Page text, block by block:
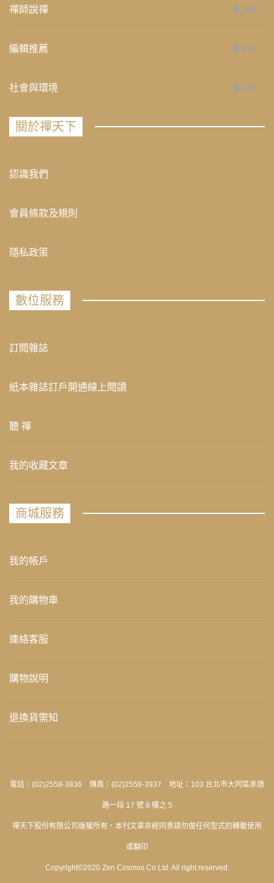
禪師說禪 268
編輯推薦 236
社會與環境 235
關於禪天下
認識我們
會員條款及規則
隱私政策
數位服務
訂閱雜誌
紙本雜誌訂戶開通線上閱讀
聽 禪
我的收藏文章
商城服務
我的帳戶
我的購物車
連絡客服
購物說明
退換貨需知
電話：(02)2558-3836 傳真：(02)2558-3937 地址：103 台北市大同區承德
路一段 17 號 8 樓之 5
禪天下股份有限公司版權所有‧本刊文章非經同意請勿做任何型式的轉載使用
或翻印
Copyright©2020 Zen Cosmos Co Ltd. All right reserved.